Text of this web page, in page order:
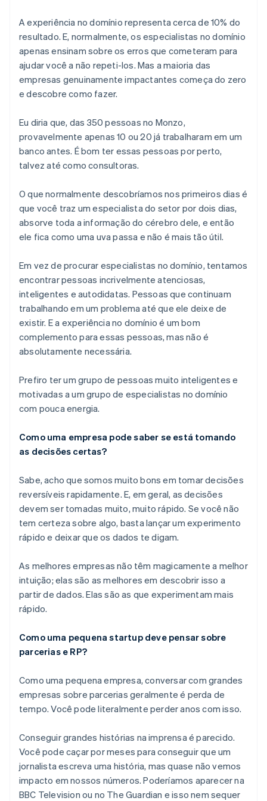
A experiência no domínio representa cerca de 10% do
resultado. E, normalmente, os especialistas no domínio
apenas ensinam sobre os erros que cometeram para
ajudar você a não repeti-los. Mas a maioria das
empresas genuinamente impactantes começa do zero
e descobre como fazer.
Eu diria que, das 350 pessoas no Monzo,
provavelmente apenas 10 ou 20 já trabalharam em um
banco antes. É bom ter essas pessoas por perto,
talvez até como consultoras.
O que normalmente descobríamos nos primeiros dias é
que você traz um especialista do setor por dois dias,
absorve toda a informação do cérebro dele, e então
ele fica como uma uva passa e não é mais tão útil.
Em vez de procurar especialistas no domínio, tentamos
encontrar pessoas incrivelmente atenciosas,
inteligentes e autodidatas. Pessoas que continuam
trabalhando em um problema até que ele deixe de
existir. E a experiência no domínio é um bom
complemento para essas pessoas, mas não é
absolutamente necessária.
Prefiro ter um grupo de pessoas muito inteligentes e
motivadas a um grupo de especialistas no domínio
com pouca energia.
Como uma empresa pode saber se está tomando
as decisões certas?
Sabe, acho que somos muito bons em tomar decisões
reversíveis rapidamente. E, em geral, as decisões
devem ser tomadas muito, muito rápido. Se você não
tem certeza sobre algo, basta lançar um experimento
rápido e deixar que os dados te digam.
As melhores empresas não têm magicamente a melhor
intuição; elas são as melhores em descobrir isso a
partir de dados. Elas são as que experimentam mais
rápido.
Como uma pequena startup deve pensar sobre
parcerias e RP?
Como uma pequena empresa, conversar com grandes
empresas sobre parcerias geralmente é perda de
tempo. Você pode literalmente perder anos com isso.
Conseguir grandes histórias na imprensa é parecido.
Você pode caçar por meses para conseguir que um
jornalista escreva uma história, mas quase não vemos
impacto em nossos números. Poderíamos aparecer na
BBC Television ou no The Guardian e isso nem sequer